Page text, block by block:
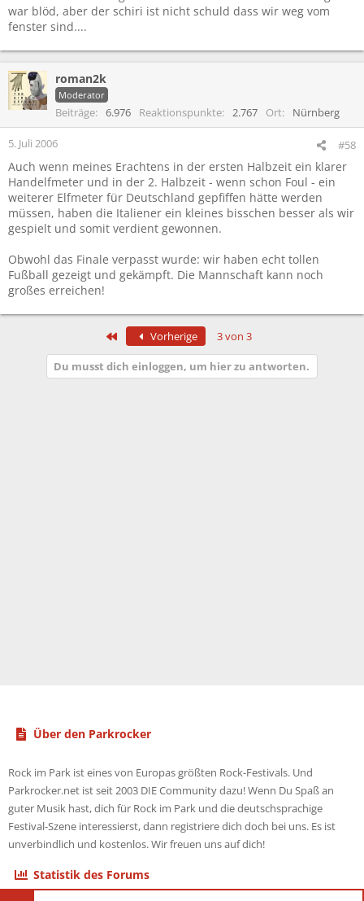
war blöd, aber der schiri ist nicht schuld dass wir weg vom
fenster sind....
roman2k
Moderator
Beiträge 6.976 Reaktionspunkte 2.767 Ort Nürnberg
5. Juli 2006 #58
Auch wenn meines Erachtens in der ersten Halbzeit ein klarer
Handelfmeter und in der 2. Halbzeit - wenn schon Foul - ein
weiterer Elfmeter für Deutschland gepfiffen hätte werden
müssen, haben die Italiener ein kleines bisschen besser als wir
gespielt und somit verdient gewonnen.
Obwohl das Finale verpasst wurde: wir haben echt tollen
Fußball gezeigt und gekämpft. Die Mannschaft kann noch
großes erreichen!
Erste Vorherige 3 von 3
Du musst dich einloggen, um hier zu antworten.
Über den Parkrocker
Rock im Park ist eines von Europas größten Rock-Festivals. Und
Parkrocker.net ist seit 2003 DIE Community dazu! Wenn Du Spaß an
guter Musik hast, dich für Rock im Park und die deutschsprachige
Festival-Szene interessierst, dann registriere dich doch bei uns. Es ist
unverbindlich und kostenlos. Wir freuen uns auf dich!
Statistik des Forums